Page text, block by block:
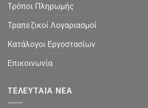
Τρόποι Πληρωμής
Τραπεζικοί Λογαριασμοί
Κατάλογοι Εργοστασίων
Επικοινωνία
ΤΕΛΕΥΤΑΊΑ ΝΈΑ